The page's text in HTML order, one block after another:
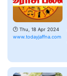
🕑 Thu, 18 Apr 2024
www.todayjaffna.com